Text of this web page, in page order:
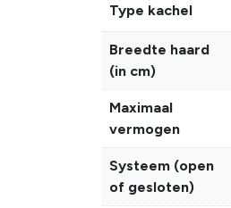
Type kachel
Breedte haard
(in cm)
Maximaal
vermogen
Systeem (open
of gesloten)